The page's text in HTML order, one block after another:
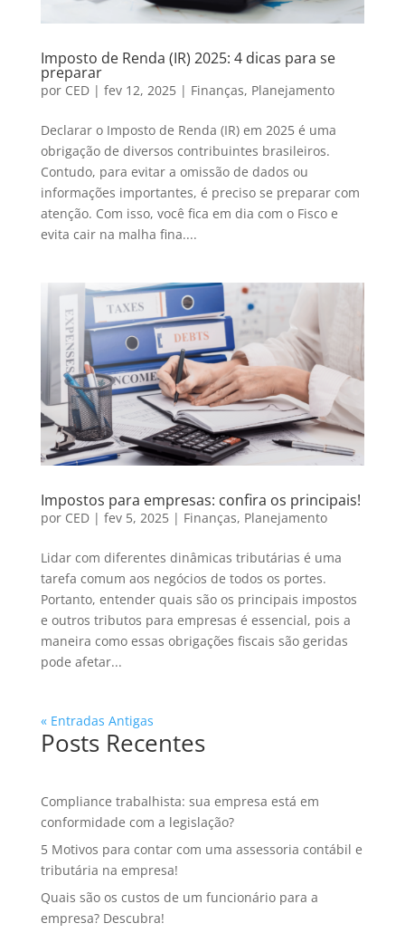
Imposto de Renda (IR) 2025: 4 dicas para se
preparar
por CED| fev 12, 2025| Finanças, Planejamento
Declarar o Imposto de Renda (IR) em 2025 é uma
obrigação de diversos contribuintes brasileiros.
Contudo, para evitar a omissão de dados ou
informações importantes, é preciso se preparar com
atenção. Com isso, você fica em dia com o Fisco e
evita cair na malha fina....
Impostos para empresas: confira os principais!
por CED| fev 5, 2025| Finanças, Planejamento
Lidar com diferentes dinâmicas tributárias é uma
tarefa comum aos negócios de todos os portes.
Portanto, entender quais são os principais impostos
e outros tributos para empresas é essencial, pois a
maneira como essas obrigações fiscais são geridas
pode afetar...
« Entradas Antigas
Posts Recentes
Compliance trabalhista: sua empresa está em
conformidade com a legislação?
5 Motivos para contar com uma assessoria contábil e
tributária na empresa!
Quais são os custos de um funcionário para a
empresa? Descubra!